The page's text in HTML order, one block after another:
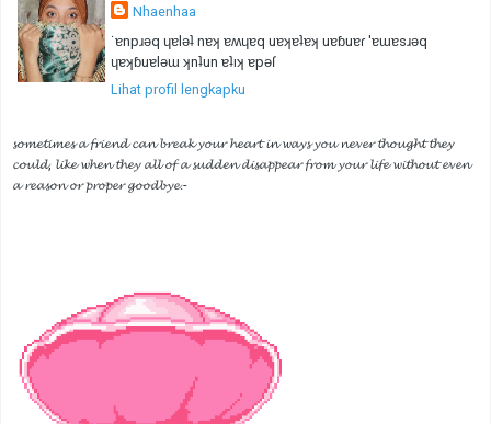
Nhaenhaa
˙ɐnpɹǝq ɥɐlǝʇ nɐʞ ɐʍɥɐq uɐʞɐʇɐʞ uɐɓuɐɾ 'ɐɯɐsɹǝq
ɥɐʞɓuɐlǝɯ ʞnʇun ɐʇıʞ ɐpǝſ
Lihat profil lengkapku
𝓼𝓸𝓶𝓮𝓽𝓲𝓶𝓮𝓼 𝓪 𝓯𝓻𝓲𝓮𝓷𝓭 𝓬𝓪𝓷 𝓫𝓻𝓮𝓪𝓴 𝔂𝓸𝓾𝓻 𝓱𝓮𝓪𝓻𝓽 𝓲𝓷 𝔀𝓪𝔂𝓼 𝔂𝓸𝓾 𝓷𝓮𝓿𝓮𝓻 𝓽𝓱𝓸𝓾𝓰𝓱𝓽 𝓽𝓱𝓮𝔂
𝓬𝓸𝓾𝓵𝓭, 𝓵𝓲𝓴𝓮 𝔀𝓱𝓮𝓷 𝓽𝓱𝓮𝔂 𝓪𝓵𝓵 𝓸𝓯 𝓪 𝓼𝓾𝓭𝓭𝓮𝓷 𝓭𝓲𝓼𝓪𝓹𝓹𝓮𝓪𝓻 𝓯𝓻𝓸𝓶 𝔂𝓸𝓾𝓻 𝓵𝓲𝓯𝓮 𝔀𝓲𝓽𝓱𝓸𝓾𝓽 𝓮𝓿𝓮𝓷
𝓪 𝓻𝓮𝓪𝓼𝓸𝓷 𝓸𝓻 𝓹𝓻𝓸𝓹𝓮𝓻 𝓰𝓸𝓸𝓭𝓫𝔂𝓮.-